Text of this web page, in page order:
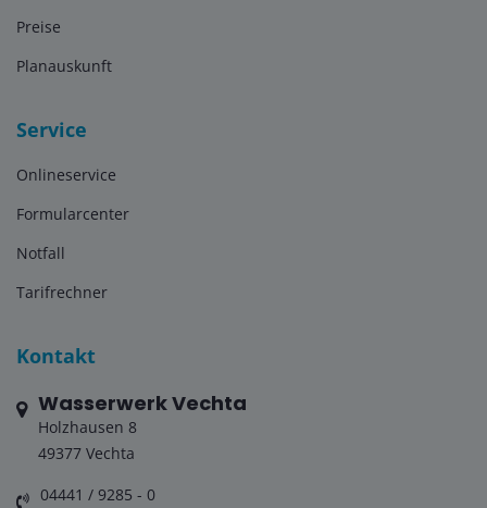
Preise
Planauskunft
Service
Onlineservice
Formularcenter
Notfall
Tarifrechner
Kontakt
Wasserwerk Vechta
Holzhausen 8
49377 Vechta
04441 / 9285 - 0